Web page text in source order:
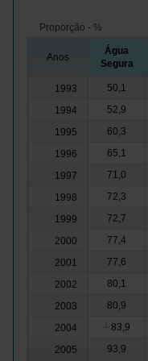
Proporção - %
Anos
Água
Segura
1993 50,1
1994
52,9
1995
60,3
1996
65,1
1997
71,0
1998
72,3
1999
72,7
2000
77,4
2001
77,6
2002
80,1
2003
80,9
2004
┴ 83,9
2005
93,9